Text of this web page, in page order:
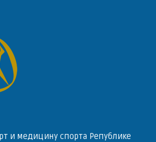
и медицину спорта Републике